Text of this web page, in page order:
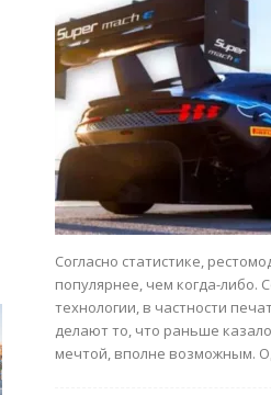
Согласно статистике,
популярнее, чем когда-либо.
технологии, в частности
делают то, что раньше
мечтой, вполне возможным.